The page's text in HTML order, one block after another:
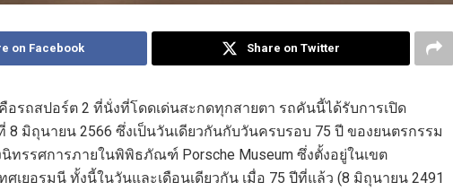
on Facebook Share on Twitter
อรถสปอร์ต 2 ที่นั่งที่โดดเด่นสะกดทุกสายตา รถคันนี้ได้รับการเปิด
8 มิถุนายน 2566 ซึ่งเป็นวันเดียวกันกับวันครบรอบ 75 ปี ของยนตรกรรม
ทรรศการภายในพิพิธภัณฑ์ Porsche Museum ซึ่งตั้งอยู่ในเขต
ศเยอรมนี ทั้งนี้ในวันและเดือนเดียวกัน เมื่อ 75 ปีที่แล้ว (8 มิถุนายน 2491